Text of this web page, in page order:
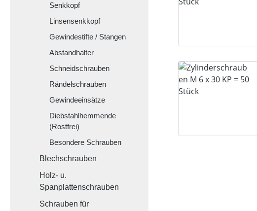
Senkkopf
Linsensenkkopf
Gewindestifte / Stangen
Abstandhalter
Schneidschrauben
Rändelschrauben
Gewindeeinsätze
Diebstahlhemmende
(Rostfrei)
Besondere Schrauben
Blechschrauben
Holz- u.
Spanplattenschrauben
Schrauben für